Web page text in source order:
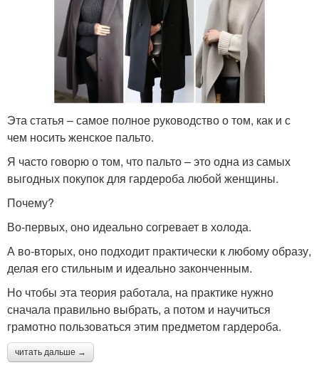
Эта статья – самое полное руководство о том, как и с
чем носить женское пальто.
Я часто говорю о том, что пальто – это одна из самых
выгодных покупок для гардероба любой женщины.
Почему?
Во-первых, оно идеально согревает в холода.
А во-вторых, оно подходит практически к любому образу,
делая его стильным и идеально законченным.
Но чтобы эта теория работала, на практике нужно
сначала правильно выбрать, а потом и научиться
грамотно пользоваться этим предметом гардероба.
читать дальше →